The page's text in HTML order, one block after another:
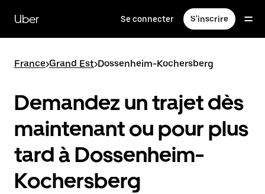
contenu
principal
Uber Se connecter S'inscrire
France>Grand Est>Dossenheim-Kochersberg
Demandez un trajet dès
maintenant ou pour plus
tard à Dossenheim-
Kochersberg